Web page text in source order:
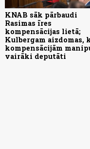
KNAB sāk pārbaudi
Rasimas īres
kompensācijas lietā;
Kulbergam aizdomas,
kompensācijām
vairāki deputāti